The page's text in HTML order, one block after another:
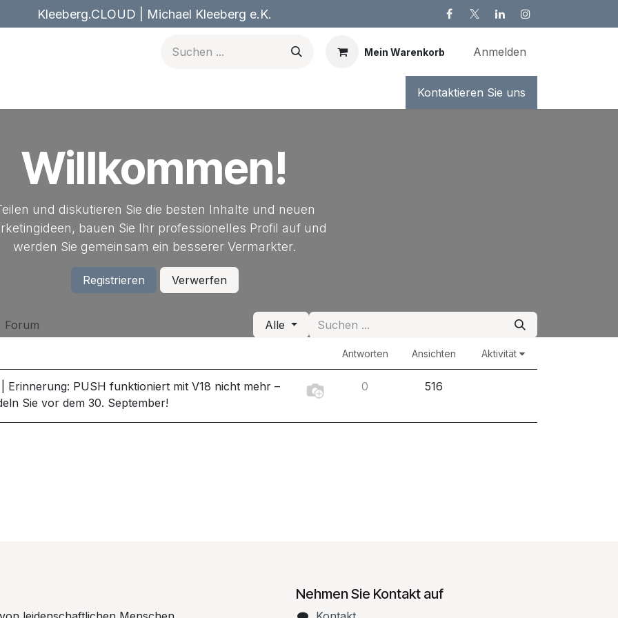
Kleeberg.CLOUD | Michael Kleeberg e.K.
Mein Warenkorb Anmelden
Kontaktieren Sie uns
Willkommen!
und diskutieren Sie die besten Inhalte und neuen
bauen Sie Ihr professionelles Profil auf und
werden Sie gemeinsam ein besserer Vermarkter.
Registrieren Verwerfen
Forum Alle
Antworten Ansichten Aktivität
| Erinnerung: PUSH funktioniert mit V18 nicht mehr –
Sie vor dem 30. September!
0 516
Nehmen Sie Kontakt auf